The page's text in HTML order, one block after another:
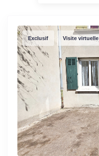
Exclusif Visite virtuelle